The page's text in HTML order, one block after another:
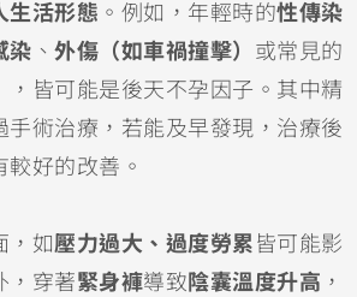
生活形態 。例如，年輕時的性傳染
染 、外傷（如車禍撞擊） 或常見的
，皆可能是後天不孕因子。其中精
手術治療，若能及早發現，治療後
好的改善。
，如壓力過大、過度勞累 皆可能影
，穿著緊身褲導致 陰囊溫度升高 ，